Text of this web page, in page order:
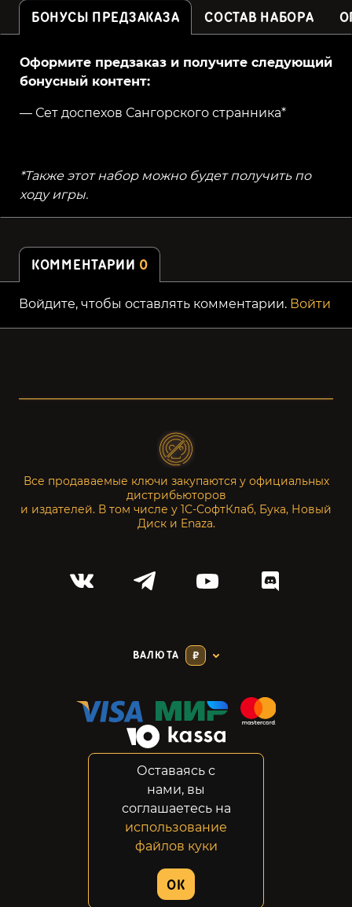
БОНУСЫ ПРЕДЗАКАЗА СОСТАВ НАБОРА
Оформите предзаказ и получите следующий
бонусный контент:
— Сет доспехов Сангорского странника*
*Также этот набор можно будет получить по
ходу игры.
КОММЕНТАРИИ 0
Войдите, чтобы оставлять комментарии. Войти
Все продаваемые ключи закупаются у официальных
дистрибьюторов
и издателей. В том числе у 1С-СофтКлаб, Бука, Новый
Диск и Enaza.
ВАЛЮТА ₽
Конфиденциальность
Возвраты
Правовая информация
© 2014-2026 GabeStore
ADN Digital Studio
Оставаясь с
нами, вы
соглашаетесь на
использование
файлов куки
OK